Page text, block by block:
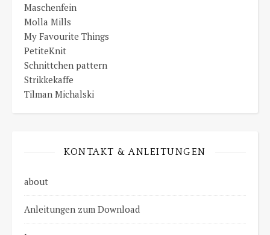
Maschenfein
Molla Mills
My Favourite Things
PetiteKnit
Schnittchen pattern
Strikkekaffe
Tilman Michalski
KONTAKT & ANLEITUNGEN
about
Anleitungen zum Download